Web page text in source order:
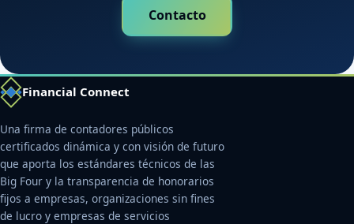
Contacto
Financial Connect
Una firma de contadores públicos
certificados dinámica y con visión de futuro
que aporta los estándares técnicos de las
Big Four y la transparencia de honorarios
fijos a empresas, organizaciones sin fines
de lucro y empresas de servicios